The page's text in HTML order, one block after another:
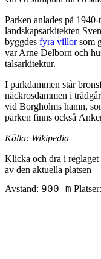
Parken anlades på
landskapsarkitekten
byggdes fyra villorsom
var Arne Delborn och
talsarkitektur.
I parkdammen står
näckrosdammen i
vid Borgholms hamn,
parken finns också
Källa: Wikipedia
Klicka och dra i reglaget
av den aktuella platsen
Avstånd: 900 m Platser: